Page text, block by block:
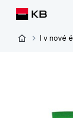
I v nové